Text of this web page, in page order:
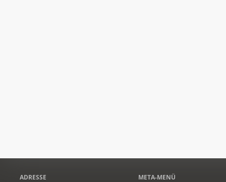
ADRESSE META-MENÜ